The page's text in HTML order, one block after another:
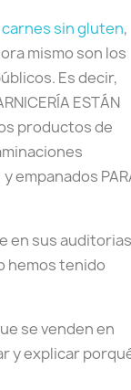
carnes sin gluten,
mismo son los
Es decir,
ESTÁN
productos de
empanados
en sus auditorias
hemos tenido
se venden en
y explicar